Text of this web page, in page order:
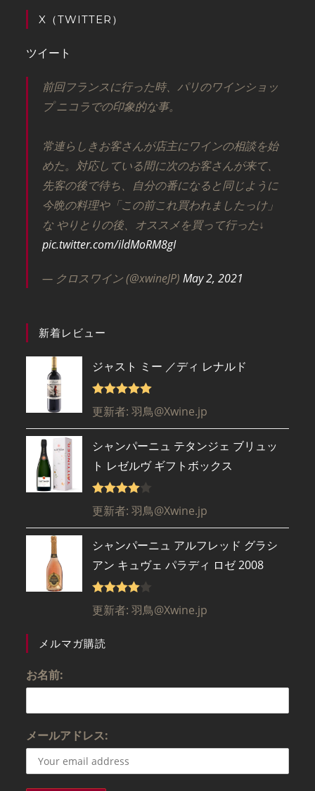
X（TWITTER）
ツイート
前回フランスに行った時、パリのワインショッ
プ ニコラでの印象的な事。
常連らしきお客さんが店主にワインの相談を始
めた。対応している間に次のお客さんが来て、
先客の後で待ち、自分の番になると同じように
今晩の料理や「この前これ買われましたっけ」
な やりとりの後、オススメを買って行った↓
pic.twitter.com/ildMoRM8gI
— クロスワイン (@xwineJP)May 2, 2021
新着レビュー
ジャスト ミー ／ディ レナルド
5段階で5
更新者: 羽鳥@Xwine.jp
シャンパーニュ テタンジェ ブリュッ
ト レゼルヴ ギフトボックス
5段階で
更新者: 羽鳥@Xwine.jp
シャンパーニュ アルフレッド グラシ
アン キュヴェ パラディ ロゼ 2008
5段階で
更新者: 羽鳥@Xwine.jp
メルマガ購読
お名前:
メールアドレス: